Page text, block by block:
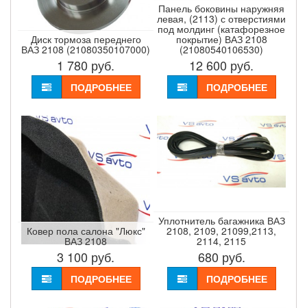
Диск тормоза переднего
ВАЗ 2108 (21080350107000)
1 780 руб.
ПОДРОБНЕЕ
Панель боковины наружняя
левая, (2113) с отверстиями
под молдинг (катафорезное
покрытие) ВАЗ 2108
(21080540106530)
12 600 руб.
ПОДРОБНЕЕ
Ковер пола салона "Люкс"
ВАЗ 2108
3 100 руб.
ПОДРОБНЕЕ
Уплотнитель багажника ВАЗ
2108, 2109, 21099,2113,
2114, 2115
680 руб.
ПОДРОБНЕЕ